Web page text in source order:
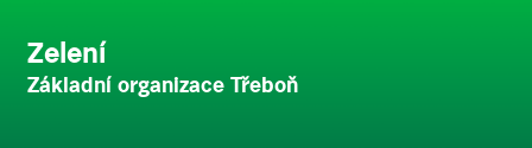
Zelení
Základní organizace Třeboň